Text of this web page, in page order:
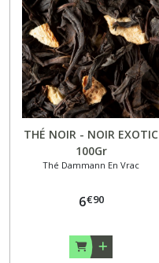
THÉ NOIR - NOIR EXOTIC
100Gr
Thé Dammann En Vrac
6€90